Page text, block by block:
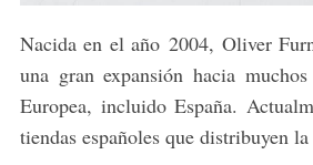
Nacida en el año 2004, Oliver
una gran expansión hacia
Europea, incluido España.
tiendas españoles que distribuyen la